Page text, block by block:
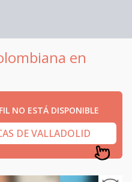
en
NO ESTÁ DISPONIBLE
DE VALLADOLID